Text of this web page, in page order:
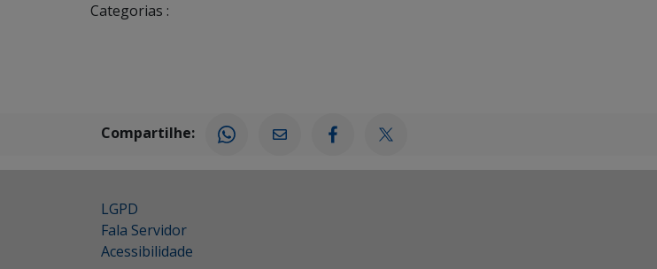
Categorias :
Compartilhe:
LGPD
Fala Servidor
Acessibilidade